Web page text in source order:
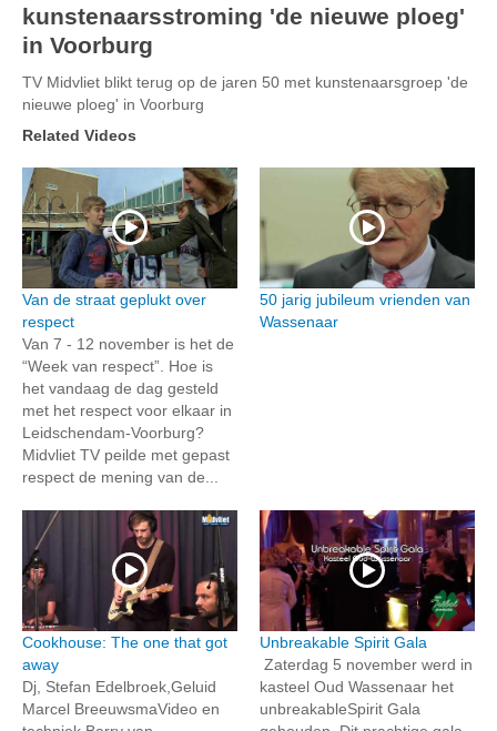
kunstenaarsstroming 'de nieuwe ploeg'
in Voorburg
TV Midvliet blikt terug op de jaren 50 met kunstenaarsgroep 'de
nieuwe ploeg' in Voorburg
Related Videos
Van de straat geplukt over
respect
Van 7 - 12 november is het de
“Week van respect”. Hoe is
het vandaag de dag gesteld
met het respect voor elkaar in
Leidschendam-Voorburg?
Midvliet TV peilde met gepast
respect de mening van de...
50 jarig jubileum vrienden van
Wassenaar
Cookhouse: The one that got
away
Dj, Stefan Edelbroek,Geluid
Marcel BreeuwsmaVideo en
Unbreakable Spirit Gala
Zaterdag 5 november werd in
kasteel Oud Wassenaar het
unbreakableSpirit Gala